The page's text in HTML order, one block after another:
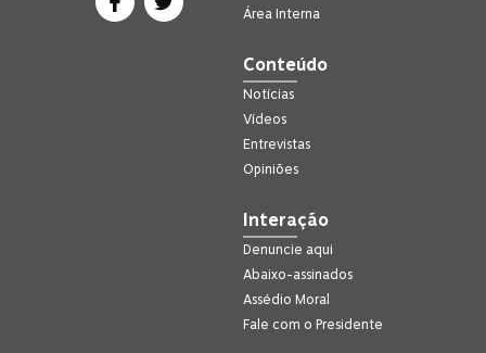
Área Interna
Conteúdo
Notícias
Vídeos
Entrevistas
Opiniões
Interação
Denuncie aqui
Abaixo-assinados
Assédio Moral
Fale com o Presidente